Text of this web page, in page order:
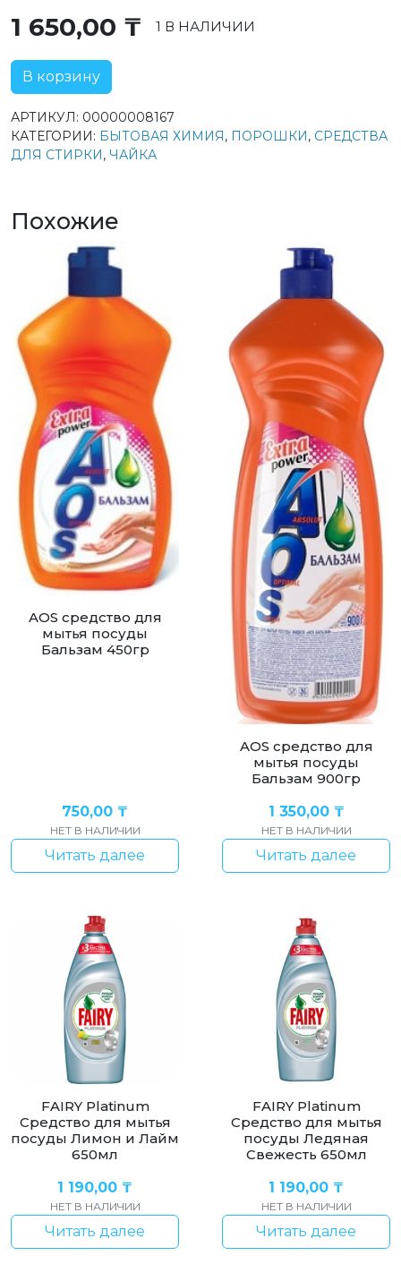
1 650,00 ₸ 1 В НАЛИЧИИ
В корзину
АРТИКУЛ: 00000008167
КАТЕГОРИИ: БЫТОВАЯ ХИМИЯ, ПОРОШКИ, СРЕДСТВА
ДЛЯ СТИРКИ, ЧАЙКА
Похожие
AOS cредство для
мытья посуды
Бальзам 450гр
750,00 ₸
НЕТ В НАЛИЧИИ
Читать далее
AOS средство для
мытья посуды
Бальзам 900гр
1 350,00 ₸
НЕТ В НАЛИЧИИ
Читать далее
FAIRY Platinum
Средство для мытья
посуды Лимон и Лайм
650мл
1 190,00 ₸
НЕТ В НАЛИЧИИ
Читать далее
FAIRY Platinum
Средство для мытья
посуды Ледяная
Свежесть 650мл
1 190,00 ₸
НЕТ В НАЛИЧИИ
Читать далее